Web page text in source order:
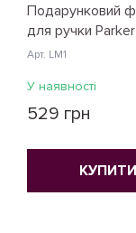
Подарунковий
для ручки Parker
Арт. LM1
У наявності
529 грн
КУПИТИ